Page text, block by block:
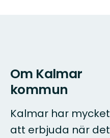
Om Kalmar
kommun
Kalmar har mycket
att erbjuda när det